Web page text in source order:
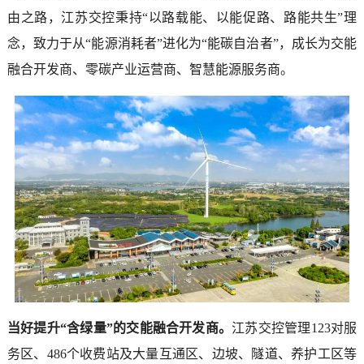
由之路，江苏交控秉持“以路载能、以能促路、路能共生”理
念，致力于从“能源消耗者”进化为“能碳自治者”，成长为交能
融合开发商、零碳产业运营商、智慧能源服务商。
当好提升“含绿量”的交能融合开发商。 江苏交控管理123对服
务区、486个收费站及大量互通区、边坡、隧道、养护工区等